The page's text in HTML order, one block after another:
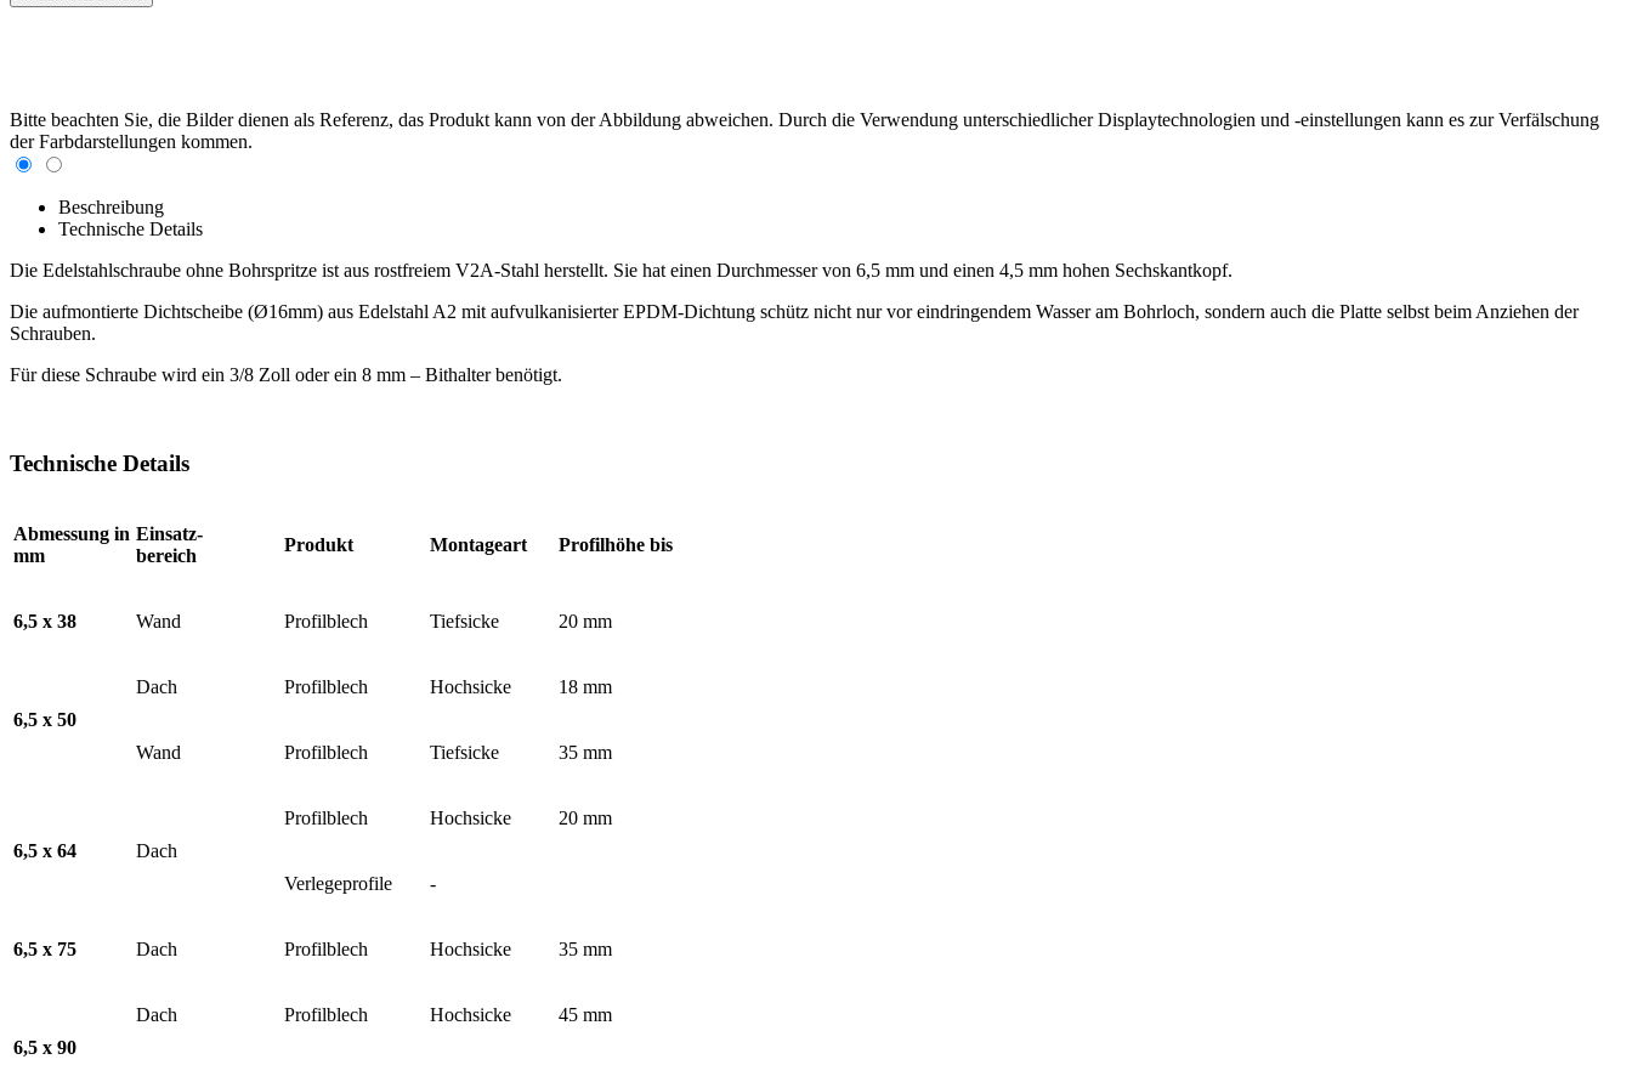
Bitte beachten Sie, die Bilder dienen als Referenz, das Produkt kann von der Abbildung abweichen. Durch die Verwendung unterschiedlicher Displaytechnologien und -einstellungen kann es zur Verfälschung
der Farbdarstellungen kommen.
Beschreibung
Technische Details
Die Edelstahlschraube ohne Bohrspritze ist aus rostfreiem V2A-Stahl herstellt. Sie hat einen Durchmesser von 6,5 mm und einen 4,5 mm hohen Sechskantkopf.
Die aufmontierte Dichtscheibe (Ø16mm) aus Edelstahl A2 mit aufvulkanisierter EPDM-Dichtung schütz nicht nur vor eindringendem Wasser am Bohrloch, sondern auch die Platte selbst beim Anziehen der
Schrauben.
Für diese Schraube wird ein 3/8 Zoll oder ein 8 mm – Bithalter benötigt.
Technische Details
Abmessung in
mm
Einsatz-
bereich
Produkt Montageart Profilhöhe bis
6,5 x 38 Wand Profilblech Tiefsicke 20 mm
6,5 x 50
Dach Profilblech Hochsicke 18 mm
Wand Profilblech Tiefsicke 35 mm
6,5 x 64 Dach
Profilblech Hochsicke 20 mm
Verlegeprofile -
6,5 x 75 Dach Profilblech Hochsicke 35 mm
6,5 x 90
Dach Profilblech Hochsicke 45 mm